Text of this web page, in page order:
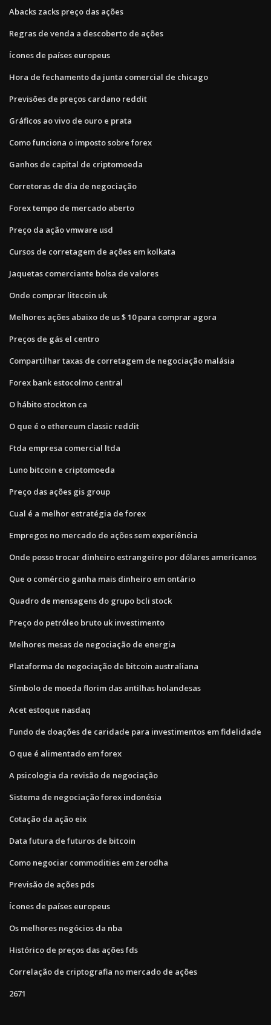
Abacks zacks preço das ações
Regras de venda a descoberto de ações
Ícones de países europeus
Hora de fechamento da junta comercial de chicago
Previsões de preços cardano reddit
Gráficos ao vivo de ouro e prata
Como funciona o imposto sobre forex
Ganhos de capital de criptomoeda
Corretoras de dia de negociação
Forex tempo de mercado aberto
Preço da ação vmware usd
Cursos de corretagem de ações em kolkata
Jaquetas comerciante bolsa de valores
Onde comprar litecoin uk
Melhores ações abaixo de us $ 10 para comprar agora
Preços de gás el centro
Compartilhar taxas de corretagem de negociação malásia
Forex bank estocolmo central
O hábito stockton ca
O que é o ethereum classic reddit
Ftda empresa comercial ltda
Luno bitcoin e criptomoeda
Preço das ações gis group
Cual é a melhor estratégia de forex
Empregos no mercado de ações sem experiência
Onde posso trocar dinheiro estrangeiro por dólares americanos
Que o comércio ganha mais dinheiro em ontário
Quadro de mensagens do grupo bcli stock
Preço do petróleo bruto uk investimento
Melhores mesas de negociação de energia
Plataforma de negociação de bitcoin australiana
Símbolo de moeda florim das antilhas holandesas
Acet estoque nasdaq
Fundo de doações de caridade para investimentos em fidelidade
O que é alimentado em forex
A psicologia da revisão de negociação
Sistema de negociação forex indonésia
Cotação da ação eix
Data futura de futuros de bitcoin
Como negociar commodities em zerodha
Previsão de ações pds
Ícones de países europeus
Os melhores negócios da nba
Histórico de preços das ações fds
Correlação de criptografia no mercado de ações
2671